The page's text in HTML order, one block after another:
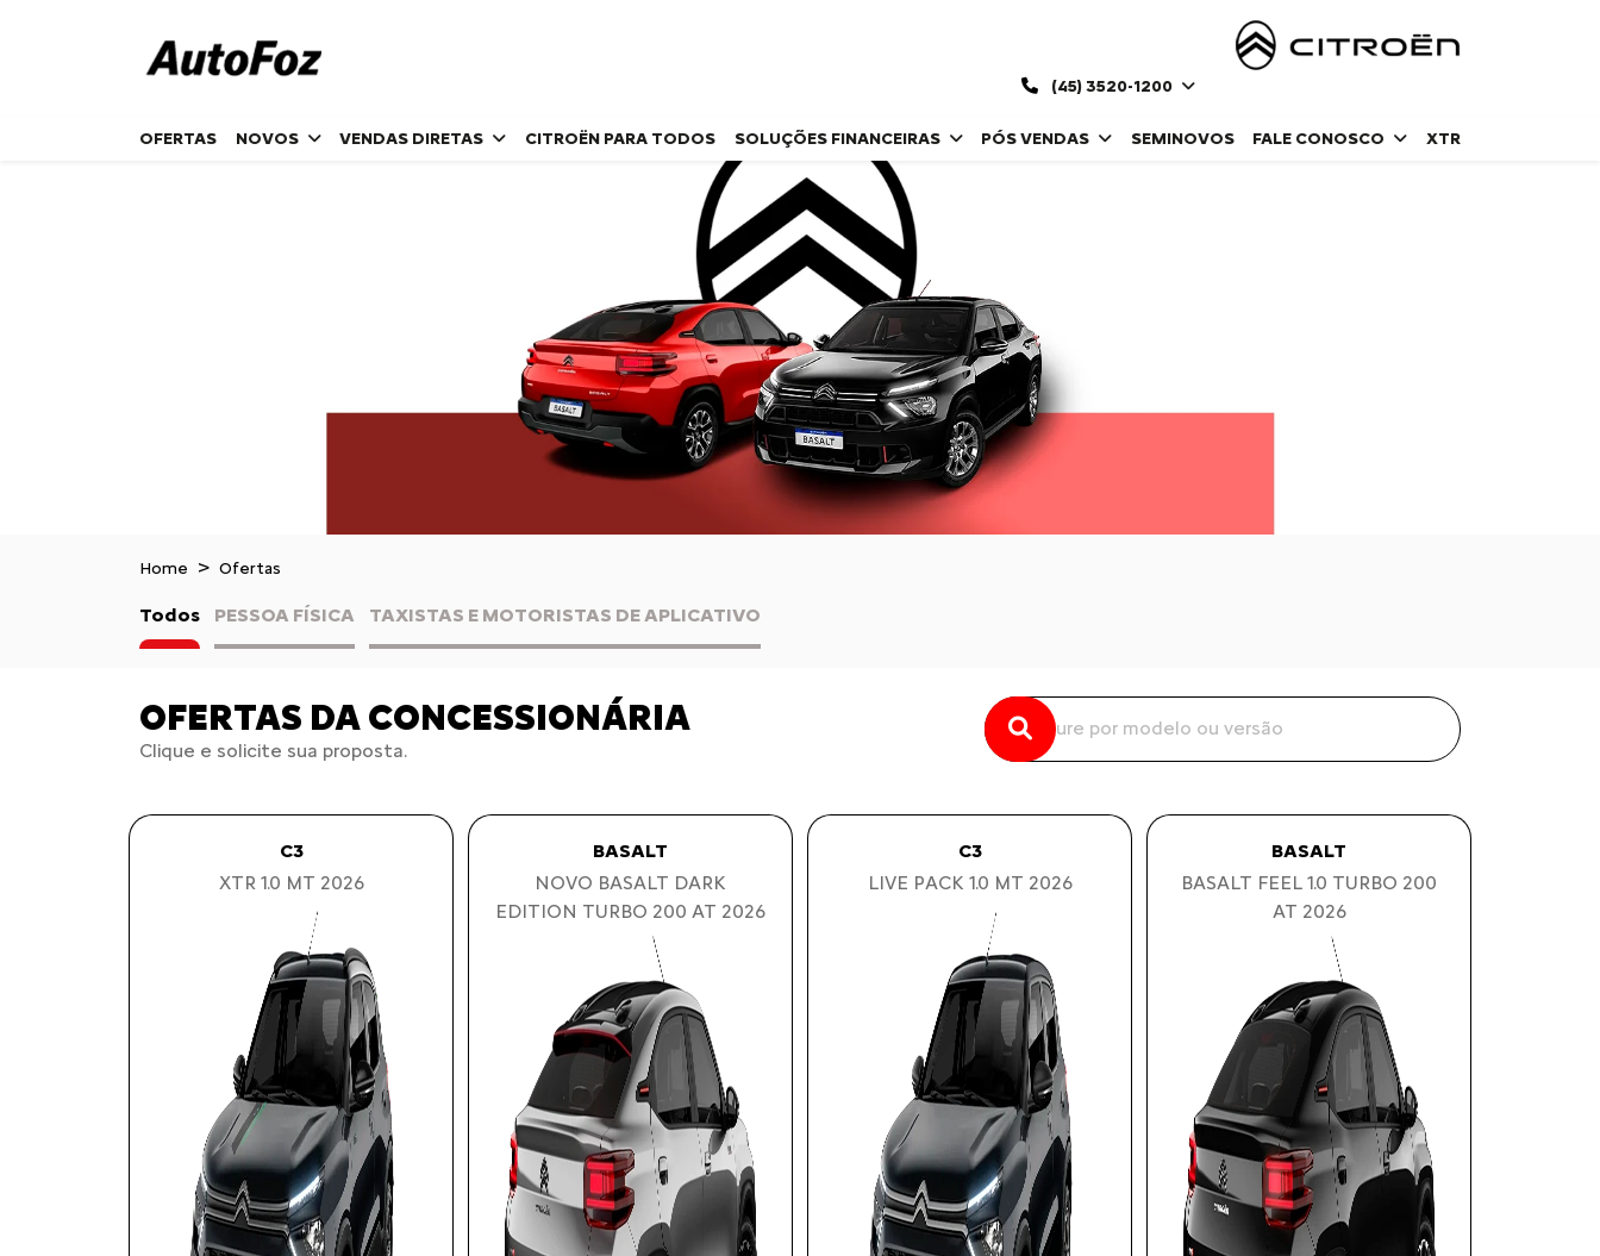
(45) 3520-1200
OFERTAS NOVOS VENDAS DIRETAS CITROËN PARA TODOS SOLUÇÕES FINANCEIRAS PÓS VENDAS SEMINOVOS FALE CONOSCO XTR
Home Ofertas
Todos PESSOA FÍSICA TAXISTAS E MOTORISTAS DE APLICATIVO
OFERTAS DA CONCESSIONÁRIA
Clique e solicite sua proposta.
C3
XTR 1.0 MT 2026
BASALT
NOVO BASALT DARK
EDITION TURBO 200 AT 2026
C3
LIVE PACK 1.0 MT 2026
BASALT
BASALT FEEL 1.0 TURBO 200
AT 2026